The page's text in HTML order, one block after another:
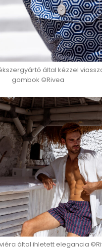
által kézzel
gombok ©Rivea
által ihletett elegancia